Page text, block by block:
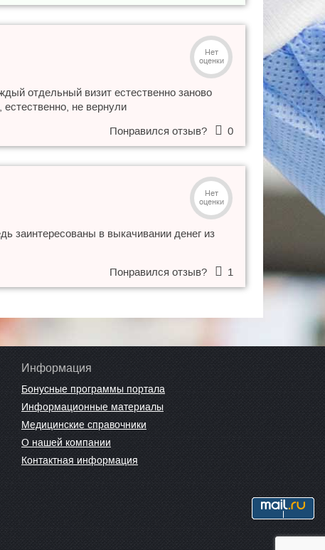
Нет
оценки
отдельный визит естественно заново
естественно, не вернули
Понравился отзыв? 0
Нет
оценки
заинтересованы в выкачивании денег из
Понравился отзыв? 1
Информация
Бонусные программы портала
Информационные материалы
Медицинские справочники
О нашей компании
Контактная информация